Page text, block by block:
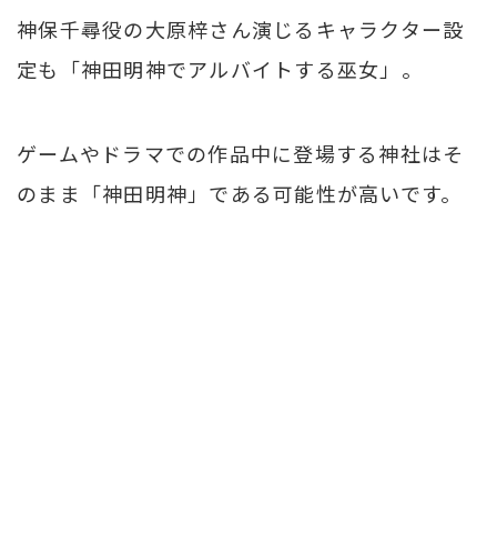
神保千尋役の大原梓さん演じるキャラクター設
定も「神田明神でアルバイトする巫女」。
ゲームやドラマでの作品中に登場する神社はそ
のまま「神田明神」である可能性が高いです。